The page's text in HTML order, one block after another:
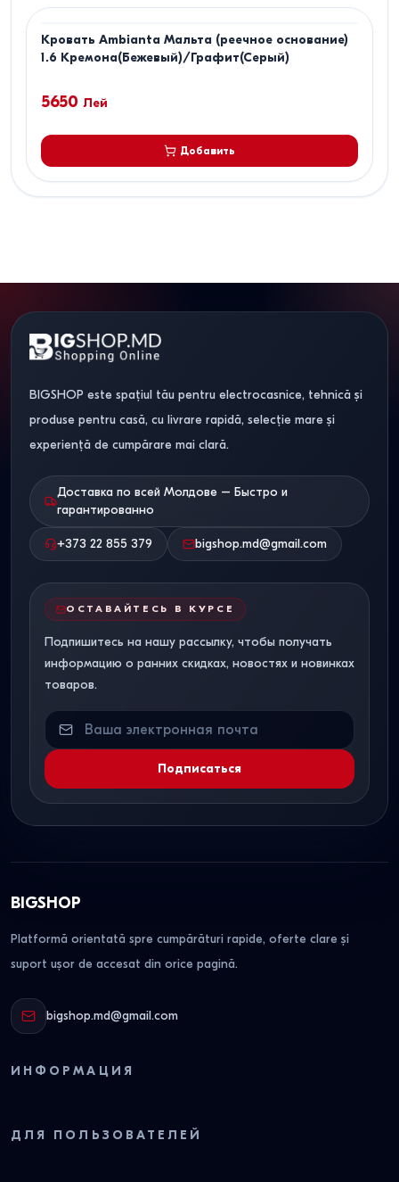
Кровать Ambianta Мальта (реечное основание)
1.6 Кремона(Бежевый)/Графит(Серый)
5650 Лей
Добавить
BIGSHOP este spațiul tău pentru electrocasnice, tehnică și
produse pentru casă, cu livrare rapidă, selecție mare și
experiență de cumpărare mai clară.
Доставка по всей Молдове – Быстро и
гарантированно
+373 22 855 379 bigshop.md@gmail.com
ОСТАВАЙТЕСЬ В КУРСЕ
Подпишитесь на нашу рассылку, чтобы получать
информацию о ранних скидках, новостях и новинках
товаров.
Подписаться
BIGSHOP
Platformă orientată spre cumpărături rapide, oferte clare și
suport ușor de accesat din orice pagină.
bigshop.md@gmail.com
ИНФОРМАЦИЯ
ДЛЯ ПОЛЬЗОВАТЕЛЕЙ